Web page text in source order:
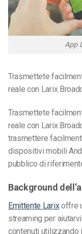
App
Trasmettete
reale con Larix
Trasmettete
reale con Larix
trasmettere
dispositivi mobili
pubblico di
Background
Emittente Larixoffre
streaming per
contenuti utilizzando